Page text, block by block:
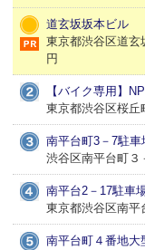
道玄坂坂本ビル
東京都渋谷区道玄
円
【バイク専用】
東京都渋谷区桜丘
南平台町3－7駐車
渋谷区南平台町３
南平台2－17駐車
東京都渋谷区南平
南平台町４番地大